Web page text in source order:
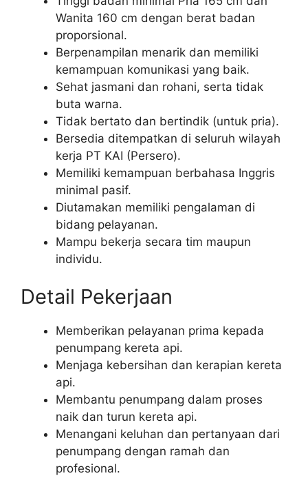
Wanita 160 cm dengan berat badan
proporsional.
Berpenampilan menarik dan memiliki
kemampuan komunikasi yang baik.
Sehat jasmani dan rohani, serta tidak
buta warna.
Tidak bertato dan bertindik (untuk pria).
Bersedia ditempatkan di seluruh wilayah
kerja PT KAI (Persero).
Memiliki kemampuan berbahasa Inggris
minimal pasif.
Diutamakan memiliki pengalaman di
bidang pelayanan.
Mampu bekerja secara tim maupun
individu.
Detail Pekerjaan
Memberikan pelayanan prima kepada
penumpang kereta api.
Menjaga kebersihan dan kerapian kereta
api.
Membantu penumpang dalam proses
naik dan turun kereta api.
Menangani keluhan dan pertanyaan dari
penumpang dengan ramah dan
profesional.